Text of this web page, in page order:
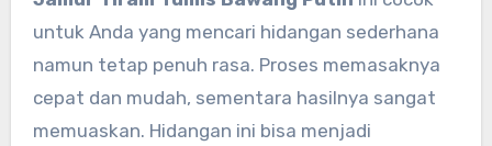
untuk Anda yang mencari hidangan sederhana
namun tetap penuh rasa. Proses memasaknya
cepat dan mudah, sementara hasilnya sangat
memuaskan. Hidangan ini bisa menjadi